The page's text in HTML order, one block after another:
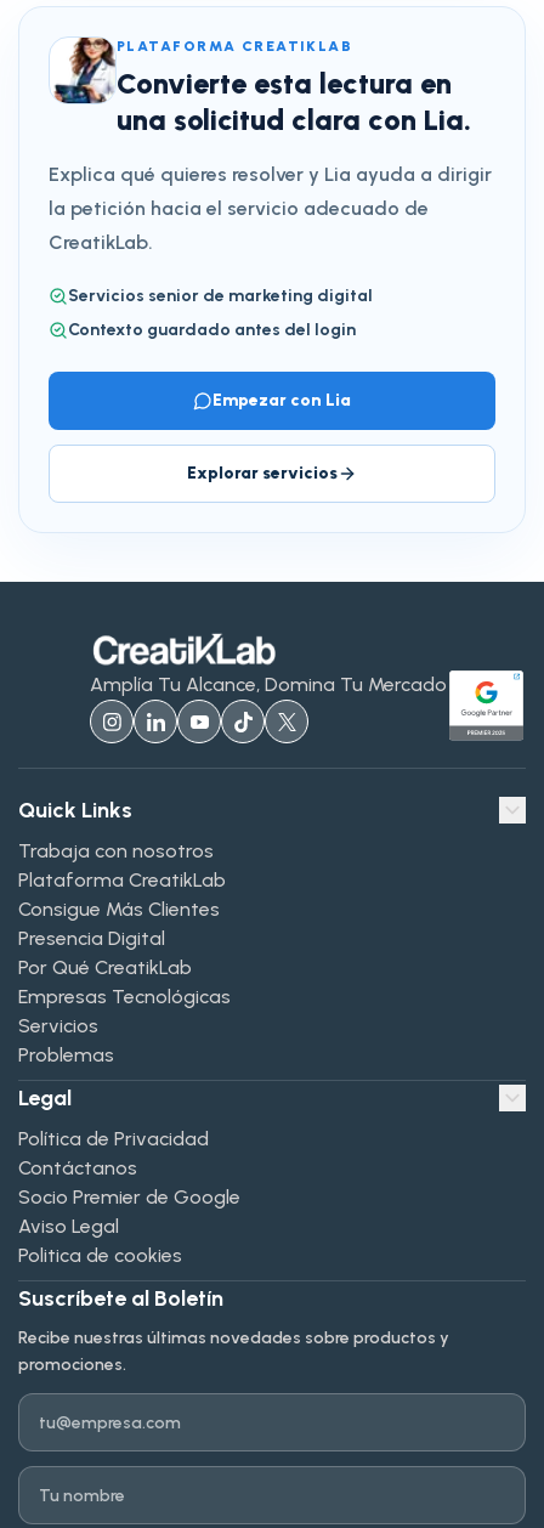
PLATAFORMA CREATIKLAB
Convierte esta lectura en
una solicitud clara con Lia.
Explica qué quieres resolver y Lia ayuda a dirigir
la petición hacia el servicio adecuado de
CreatikLab.
Servicios senior de marketing digital
Contexto guardado antes del login
Empezar con Lia
Explorar servicios
Amplía Tu Alcance, Domina Tu Mercado
Quick Links
Trabaja con nosotros
Plataforma CreatikLab
Consigue Más Clientes
Presencia Digital
Por Qué CreatikLab
Empresas Tecnológicas
Servicios
Problemas
Legal
Política de Privacidad
Contáctanos
Socio Premier de Google
Aviso Legal
Politica de cookies
Suscríbete al Boletín
Recibe nuestras últimas novedades sobre productos y
promociones.
Email
Nombre